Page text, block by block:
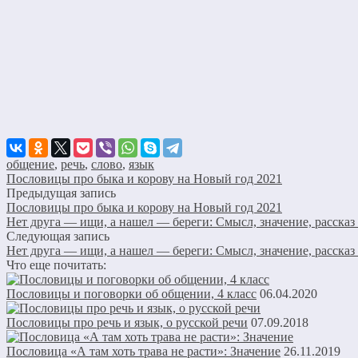
общение, речь, слово, язык
Пословицы про быка и корову на Новый год 2021
Предыдущая запись
Пословицы про быка и корову на Новый год 2021
Нет друга — ищи, а нашел — береги: Смысл, значение, рассказ
Следующая запись
Нет друга — ищи, а нашел — береги: Смысл, значение, рассказ
Что еще почитать:
Пословицы и поговорки об общении, 4 класс 06.04.2020
Пословицы про речь и язык, о русской речи 07.09.2018
Пословица «А там хоть трава не расти»: Значение 26.11.2019